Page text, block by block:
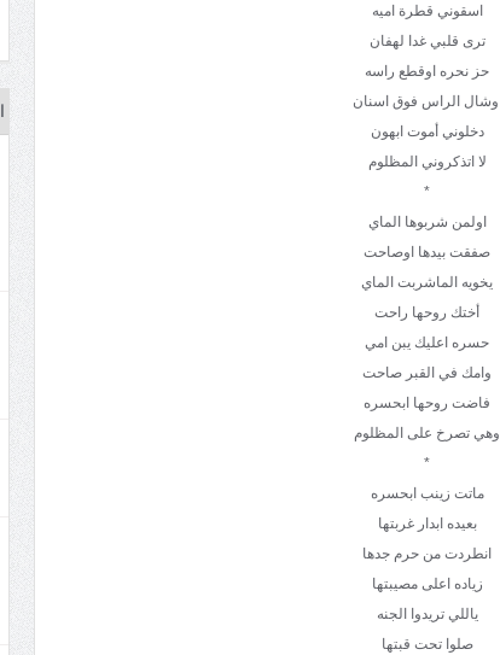
اسقوني قطرة اميه
ترى قلبي غدا لهفان
حز نحره اوقطع راسه
الراس فوق اسنان
دخلوني أموت ابهون
لا اتذكروني المظلوم
*
اولمن شربوها الماي
صفقت بيدها اوصاحت
يخويه الماشربت الماي
أختك روحها راحت
حسره اعليك يبن امي
وامك في القبر صاحت
فاضت روحها ابحسره
وهي تصرخ على المظلوم
*
ماتت زينب ابحسره
بعيده ابدار غربتها
انطردت من حرم جدها
زياده اعلى مصيبتها
ياللي تريدوا الجنه
صلوا تحت قبتها